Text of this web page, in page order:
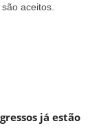
aceitos.
já estão